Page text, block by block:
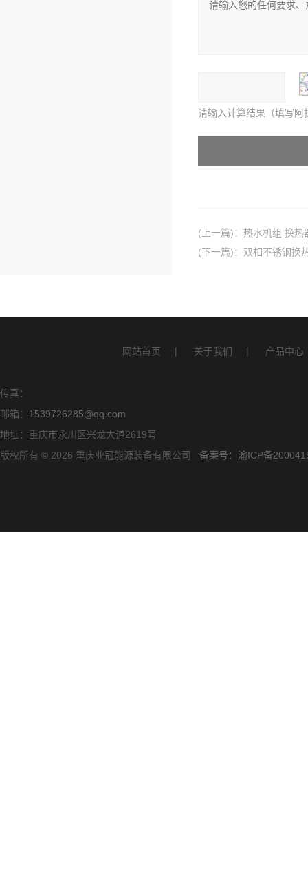
请输入计算结果（填写
(上一篇)： 热水机组 换热
(下一篇)： 双相不锈钢换
网站首页 | 关于我们 | 产品中心
传真：
邮箱： 1539726285@qq.com
地址：重庆市永川区兴龙大道2619号
版权所有 © 2026 重庆业冠能源装备有限公司 备案号：渝ICP备